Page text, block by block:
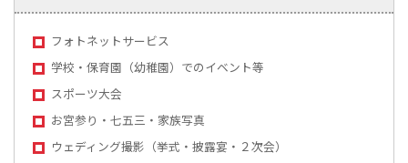
フォトネットサービス
学校・保育園（幼稚園）でのイベント等
スポーツ大会
お宮参り・七五三・家族写真
ウェディング撮影（挙式・披露宴・２次会）